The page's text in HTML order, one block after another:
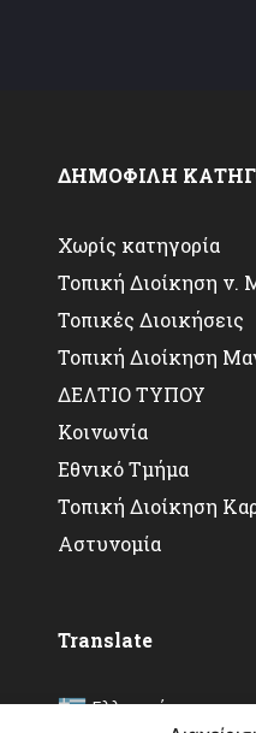
ΔΗΜΟΦΙΛΗ
Χωρίς κατηγορία
Τοπική Διοίκηση ν.
Τοπικές Διοικήσεις
Τοπική Διοίκηση
ΔΕΛΤΙΟ ΤΥΠΟΥ
Κοινωνία
Εθνικό Τμήμα
Τοπική Διοίκηση
Αστυνομία
Translate
Ελληνικά ▼